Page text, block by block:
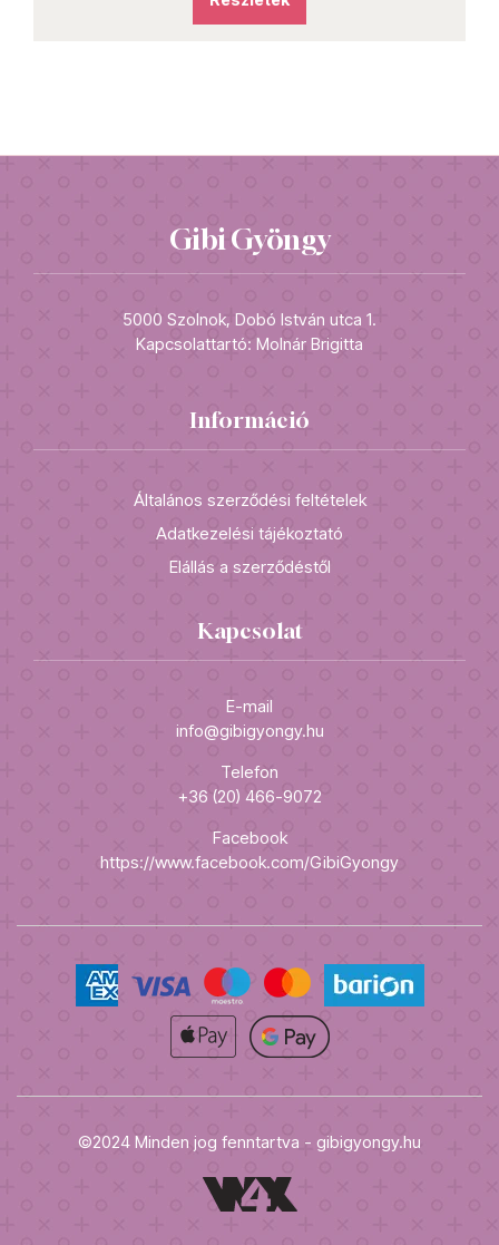
Gibi Gyöngy
5000 Szolnok, Dobó István utca 1.
Kapcsolattartó: Molnár Brigitta
Információ
Általános szerződési feltételek
Adatkezelési tájékoztató
Elállás a szerződéstől
Kapcsolat
E-mail
info@gibigyongy.hu
Telefon
+36 (20) 466-9072
Facebook
https://www.facebook.com/GibiGyongy
©2024 Minden jog fenntartva - gibigyongy.hu